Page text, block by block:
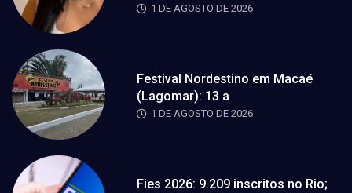
1 DE AGOSTO DE 2026
Festival Nordestino em Macaé
(Lagomar): 13 a
1 DE AGOSTO DE 2026
Fies 2026: 9.209 inscritos no Rio;